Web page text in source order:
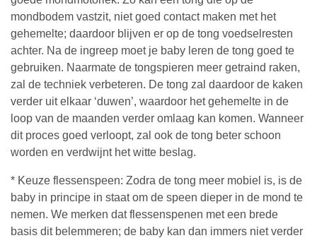
mondbodem vastzit, niet goed contact maken met het
gehemelte; daardoor blijven er op de tong voedselresten
achter. Na de ingreep moet je baby leren de tong goed te
gebruiken. Naarmate de tongspieren meer getraind raken,
zal de techniek verbeteren. De tong zal daardoor de kaken
verder uit elkaar ‘duwen’, waardoor het gehemelte in de
loop van de maanden verder omlaag kan komen. Wanneer
dit proces goed verloopt, zal ook de tong beter schoon
worden en verdwijnt het witte beslag.
* Keuze flessenspeen: Zodra de tong meer mobiel is, is de
baby in principe in staat om de speen dieper in de mond te
nemen. We merken dat flessenspenen met een brede
basis dit belemmeren; de baby kan dan immers niet verder